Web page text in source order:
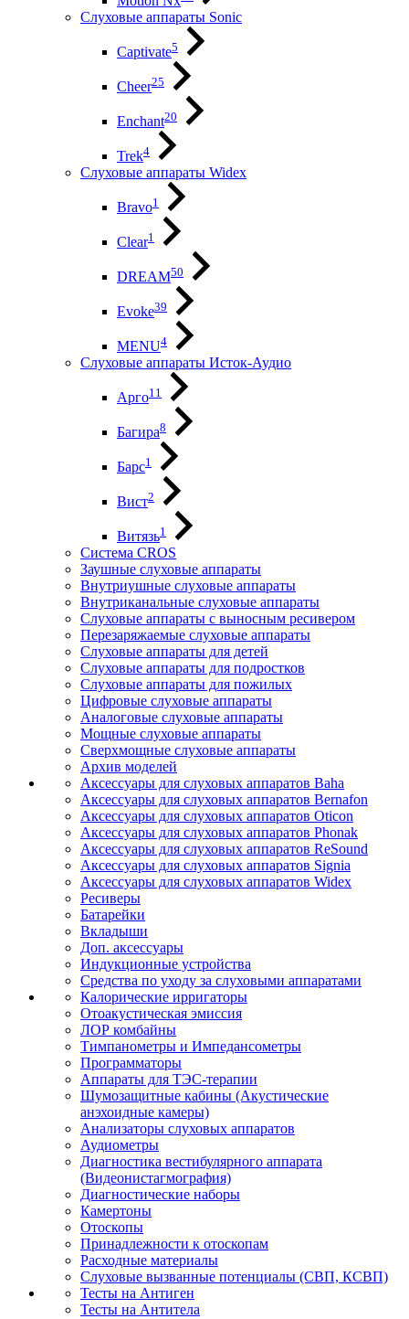
Слуховые аппараты Sonic
Captivate5
Cheer25
Enchant20
Trek4
Слуховые аппараты Widex
Bravo1
Clear1
DREAM50
Evoke39
MENU4
Слуховые аппараты Исток-Аудио
Арго11
Багира8
Барс1
Вист2
Витязь1
Система CROS
Заушные слуховые аппараты
Внутриушные слуховые аппараты
Внутриканальные слуховые аппараты
Слуховые аппараты с выносным ресивером
Перезаряжаемые слуховые аппараты
Слуховые аппараты для детей
Слуховые аппараты для подростков
Слуховые аппараты для пожилых
Цифровые слуховые аппараты
Аналоговые слуховые аппараты
Мощные слуховые аппараты
Сверхмощные слуховые аппараты
Архив моделей
Аксессуары для слуховых аппаратов Baha
Аксессуары для слуховых аппаратов Bernafon
Аксессуары для слуховых аппаратов Oticon
Аксессуары для слуховых аппаратов Phonak
Аксессуары для слуховых аппаратов ReSound
Аксессуары для слуховых аппаратов Signia
Аксессуары для слуховых аппаратов Widex
Ресиверы
Батарейки
Вкладыши
Доп. аксессуары
Индукционные устройства
Средства по уходу за слуховыми аппаратами
Калорические ирригаторы
Отоакустическая эмиссия
ЛОР комбайны
Тимпанометры и Импедансометры
Программаторы
Аппараты для ТЭС-терапии
Шумозащитные кабины (Акустические
анэхоидные камеры)
Анализаторы слуховых аппаратов
Аудиометры
Диагностика вестибулярного аппарата
(Видеонистагмография)
Диагностические наборы
Камертоны
Отоскопы
Принадлежности к отоскопам
Расходные материалы
Слуховые вызванные потенциалы (СВП, КСВП)
Тесты на Антиген
Тесты на Антитела